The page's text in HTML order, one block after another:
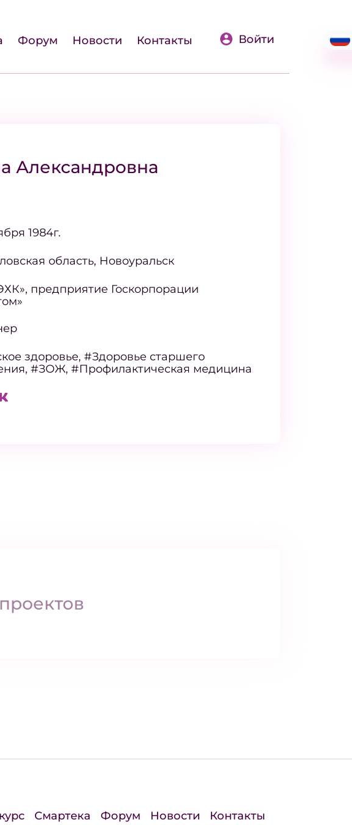
Форум Новости Контакты Войти
Александровна
1984г.
область, Новоуральск
предприятие Госкорпорации
здоровье, #Здоровье старшего
#ЗОЖ, #Профилактическая медицина
Смартека Форум Новости Контакты